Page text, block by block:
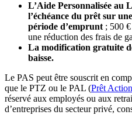
L’Aide Personnalisée au
l’échéance du prêt sur
période d’emprunt ; 500
une réduction des frais de
La modification gratuite
baisse.
Le PAS peut être souscrit en
que le PTZ ou le PAL (Prêt
réservé aux employés ou aux
d’entreprises du secteur privé,